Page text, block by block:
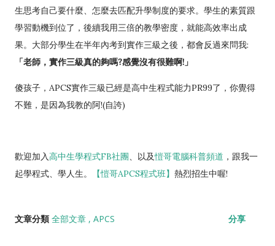
生思考自己要什麼、怎麼去匹配升學制度的要求。學生的素質跟
學習動機到位了，後續我用三倍的教學密度，就能高效率出成
果。大部分學生在半年內考到實作三級之後，都會反過來問我:
「老師，實作三級真的夠嗎?感覺沒有很難啊!」
傻孩子，APCS實作三級已經是高中生程式能力PR99了，你覺得
不難，是因為我教的阿!(自誇)
歡迎加入高中生學程式FB社團、以及愷哥電腦科普頻道 ，跟我一
起學程式、學人生。
【愷哥APCS程式班】 熱烈招生中喔!
文章分類 全部文章 APCS 分享